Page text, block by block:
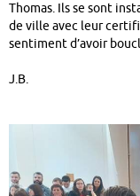
Thomas. Ils se sont
de ville avec leur
sentiment d’avoir
J.B.